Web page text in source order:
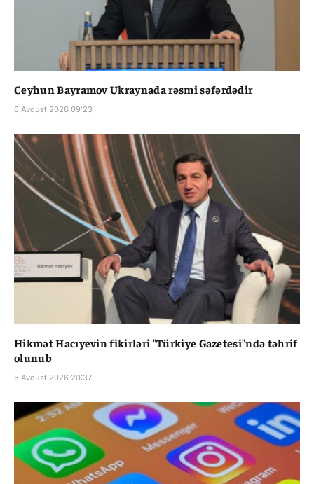
Ceyhun Bayramov Ukraynada rəsmi səfərdədir
6 Avqust 2026 09:23
Hikmət Hacıyevin fikirləri "Türkiye Gazetesi"ndə təhrif
olunub
5 Avqust 2026 20:37